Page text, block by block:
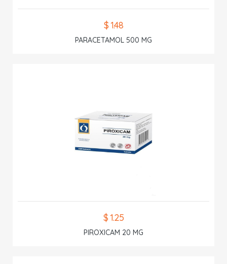
$ 1.48
PARACETAMOL 500 MG
$ 1.25
PIROXICAM 20 MG